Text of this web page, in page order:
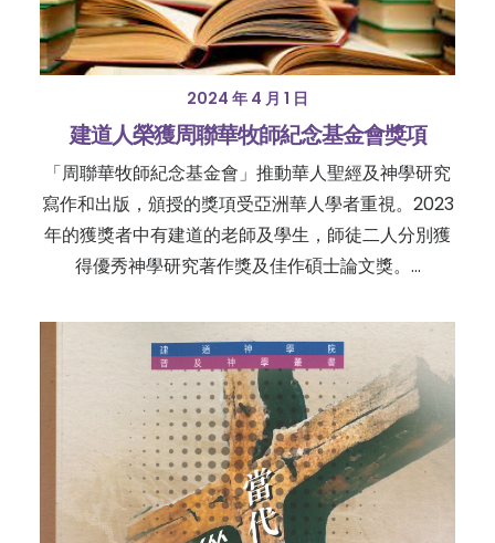
2024 年 4 月 1 日
建道人榮獲周聯華牧師紀念基金會獎項
「周聯華牧師紀念基金會」推動華人聖經及神學研究
寫作和出版，頒授的獎項受亞洲華人學者重視。2023
年的獲獎者中有建道的老師及學生，師徒二人分別獲
得優秀神學研究著作獎及佳作碩士論文獎。…